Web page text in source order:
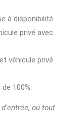
à disponibilité.
privé avec
véhicule privé
100%.
d’entrée, ou tout